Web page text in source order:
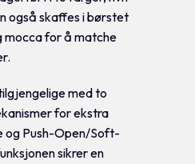
også skaffes i børstet
for å matche
med to
for ekstra
og Push-Open/Soft-
sikrer en